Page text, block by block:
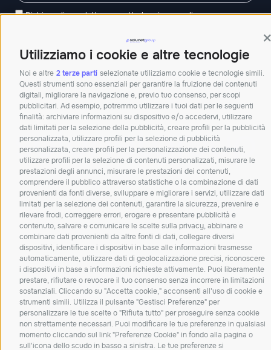
Utilizziamo i cookie e altre tecnologie
Noi e altre 2 terze parti selezionate utilizziamo cookie e tecnologie simili.
Questi strumenti sono essenziali per garantire la fruizione dei contenuti
digitali, migliorare la navigazione e, previo tuo consenso, per scopi
pubblicitari. Ad esempio, potremmo utilizzare i tuoi dati per le seguenti
finalità: archiviare informazioni su dispositivo e/o accedervi, utilizzare
dati limitati per la selezione della pubblicità, creare profili per la pubblicità
personalizzata, utilizzare profili per la selezione di pubblicità
personalizzata, creare profili per la personalizzazione dei contenuti,
utilizzare profili per la selezione di contenuti personalizzati, misurare le
prestazioni degli annunci, misurare le prestazioni dei contenuti,
comprendere il pubblico attraverso statistiche o la combinazione di dati
provenienti da fonti diverse, sviluppare e migliorare i servizi, utilizzare dati
limitati per la selezione dei contenuti, garantire la sicurezza, prevenire e
rilevare frodi, correggere errori, erogare e presentare pubblicità e
contenuto, salvare e comunicare le scelte sulla privacy, abbinare e
combinare dati provenienti da altre fonti di dati, collegare diversi
dispositivi, identificare i dispositivi in base alle informazioni trasmesse
automaticamente, utilizzare dati di geolocalizzazione precisi, riconoscere
i dispositivi in base a informazioni richieste attivamente. Puoi liberamente
prestare, rifiutare o revocare il tuo consenso senza incorrere in limitazioni
sostanziali. Cliccando su "Accetta cookie," acconsenti all'uso di cookie e
strumenti simili. Utilizza il pulsante "Gestisci Preferenze" per
personalizzare le tue scelte o "Rifiuta tutto" per proseguire senza cookie
non strettamente necessari. Puoi modificare le tue preferenze in qualsiasi
momento cliccando sul link "Preferenze Cookie" in fondo alla pagina o
sull'icona dello scudo in basso a sinistra. Le tue preferenze si
Dichiaro di aver letto e accetto laprivacy policy
Trasparenza tariffariaTrasparenza tecnica
Azienda beneficiaria del contributo nell’ambito del PR FESR
2021-2027
Copyright ©2026 Tutti diritti riservati Solunet Group S.p.A. | P.IVA e C.F.
04152070282 – Iscritta al R.I. di PADOVA al n° 04152070282 sezione ordinaria,
Cap. Soc. €51.000 i.v. – Codice SDI: A4707H7 – Iscrizione ROC: 38314
Cookie Policy
Preferenze sui cookies
made byOCACODE